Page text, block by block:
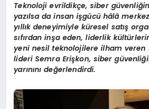
Teknoloji evrildikçe, siber g
yazılsa da insan işgücü hâlâ
yıllık deneyimiyle küresel satış
sıfırdan inşa eden, liderlik kültü
yeni nesil teknolojilere ilham veren
lideri Semra Erişkon, siber güvenliğ
yarınını değerlendirdi.